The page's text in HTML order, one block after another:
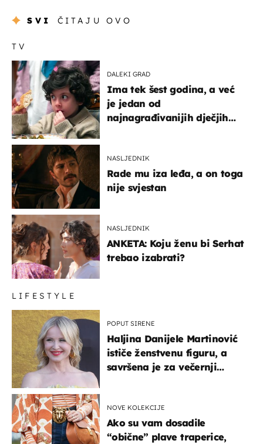
SVI ČITAJU OVO
TV
DALEKI GRAD
Ima tek šest godina, a već
je jedan od
najnagrađivanijih dječjih
NASLJEDNIK
Rade mu iza leđa, a on toga
nije svjestan
NASLJEDNIK
ANKETA: Koju ženu bi Serhat
trebao izabrati?
LIFESTYLE
POPUT SIRENE
Haljina Danijele Martinović
ističe ženstvenu figuru, a
savršena je za večernji
NOVE KOLEKCIJE
Ako su vam dosadile
“obične” plave traperice,